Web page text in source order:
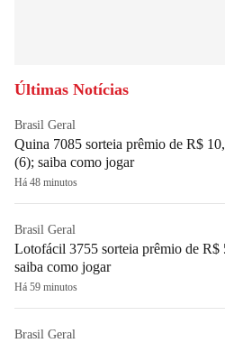
Últimas Notícias
Brasil Geral
Quina 7085 sorteia prêmio de R$
(6); saiba como jogar
Há 48 minutos
Brasil Geral
Lotofácil 3755 sorteia prêmio de R$
saiba como jogar
Há 59 minutos
Brasil Geral